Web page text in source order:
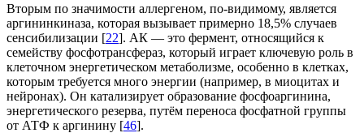
Вторым по значимости аллергеном, по-видимому, является
аргининкиназа, которая вызывает примерно 18,5% случаев
сенсибилизации [22]. АК — это фермент, относящийся к
семейству фосфотрансфераз, который играет ключевую роль в
клеточном энергетическом метаболизме, особенно в клетках,
которым требуется много энергии (например, в миоцитах и
нейронах). Он катализирует образование фосфоаргинина,
энергетического резерва, путём переноса фосфатной группы
от АТФ к аргинину [46].